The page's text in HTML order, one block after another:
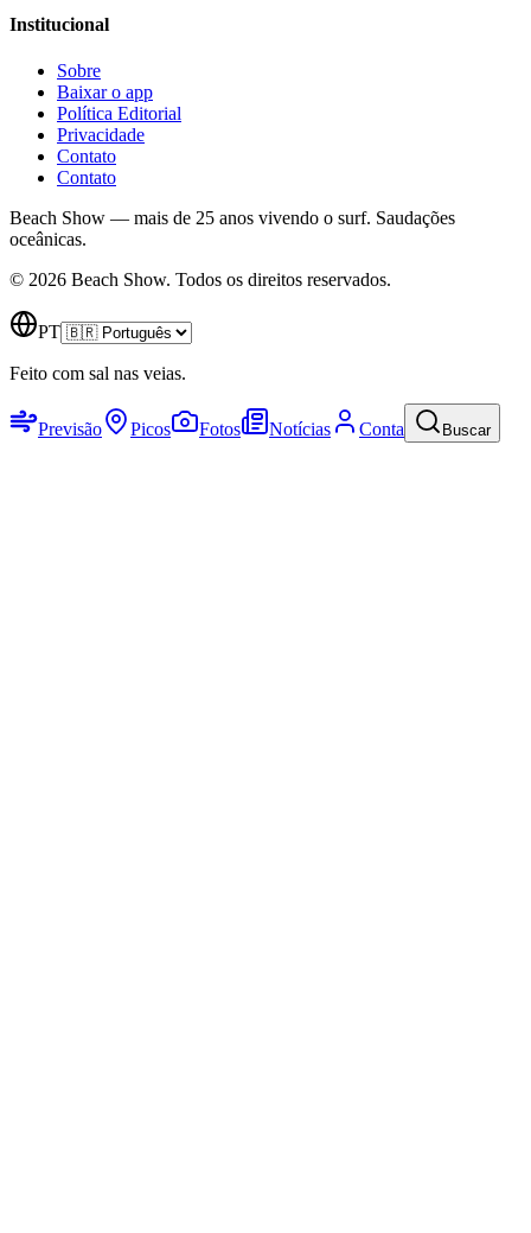
Institucional
Sobre
Baixar o app
Política Editorial
Privacidade
Contato
Contato
Beach Show — mais de 25 anos vivendo o surf. Saudações
oceânicas.
© 2026 Beach Show. Todos os direitos reservados.
PT
Feito com sal nas veias.
Previsão Picos Fotos Notícias Conta Buscar